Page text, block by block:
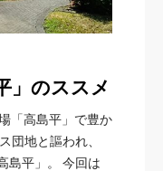
」のススメ
「高島平」で豊か
団地と謳われ、
島平」。 今回は